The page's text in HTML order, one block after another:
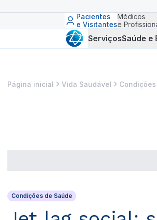
Pacientes
e Visitantes
Médicos
e
ServiçosSaúde e
Página inicial Vida Saudável
Condições de Saúde